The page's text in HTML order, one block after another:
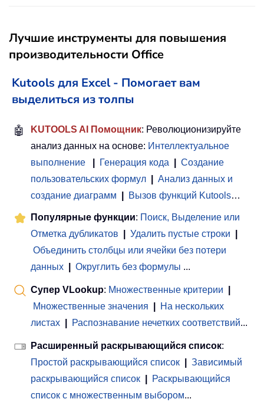
Лучшие инструменты для повышения
производительности Office
Kutools для Excel - Помогает вам
выделиться из толпы
🤖 KUTOOLS AI Помощник: Революционизируйте
анализ данных на основе: Интеллектуальное
выполнение
Генерация кода
Создание
пользовательских формул
Анализ данных и
создание диаграмм
Вызов функций Kutools…
Популярные функции: Поиск, Выделение или
Отметка дубликатов
Удалить пустые строки
Объединить столбцы или ячейки без потери
данных
Округлить без формулы ...
Супер VLookup: Множественные критерии
Множественные значения
На нескольких
листах
Распознавание нечетких соответствий...
Расширенный раскрывающийся список:
Простой раскрывающийся список
Зависимый
раскрывающийся список
Раскрывающийся
список с множественным выбором...